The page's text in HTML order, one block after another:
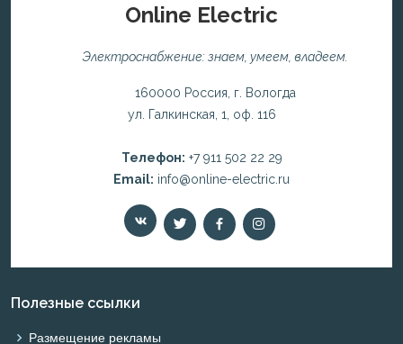
Online Electric
Электроснабжение: знаем, умеем, владеем.
160000 Россия, г. Вологда
ул. Галкинская, 1, оф. 116
Телефон: +7 911 502 22 29
Email: info@online-electric.ru
Полезные ссылки
Размещение рекламы